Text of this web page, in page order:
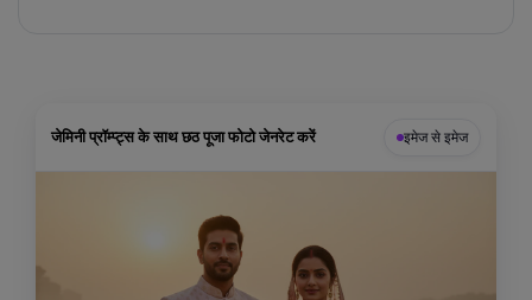
जेमिनी प्रॉम्प्ट्स के साथ छठ पूजा फोटो जेनरेट करें इमेज से इमेज